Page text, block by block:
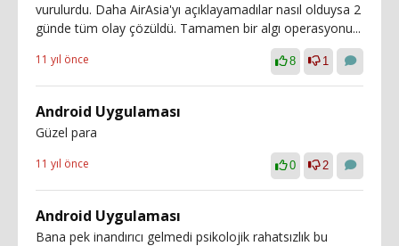
vurulurdu. Daha AirAsia'yı açıklayamadılar nasıl olduysa 2
günde tüm olay çözüldü. Tamamen bir algı operasyonu...
11 yıl önce 8 1
Android Uygulaması
Güzel para
11 yıl önce 0 2
Android Uygulaması
Bana pek inandırıcı gelmedi psikolojik rahatsızlık bu